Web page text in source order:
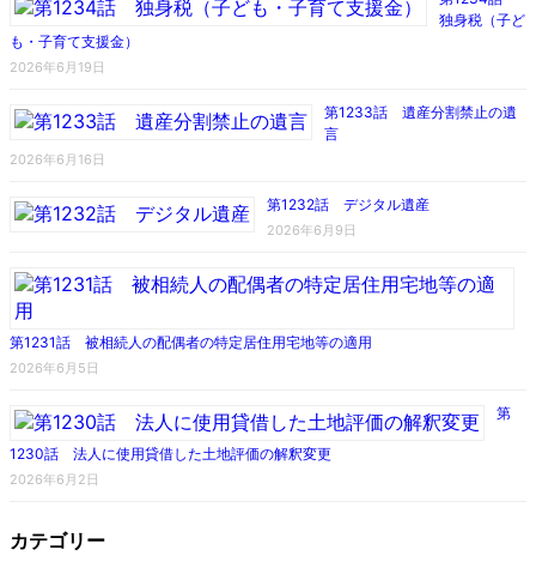
独身税（子ど
も・子育て支援金）
2026年6月19日
第1233話 遺産分割禁止の遺
言
2026年6月16日
第1232話 デジタル遺産
2026年6月9日
第1231話 被相続人の配偶者の特定居住用宅地等の適用
2026年6月5日
第
1230話 法人に使用貸借した土地評価の解釈変更
2026年6月2日
カテゴリー